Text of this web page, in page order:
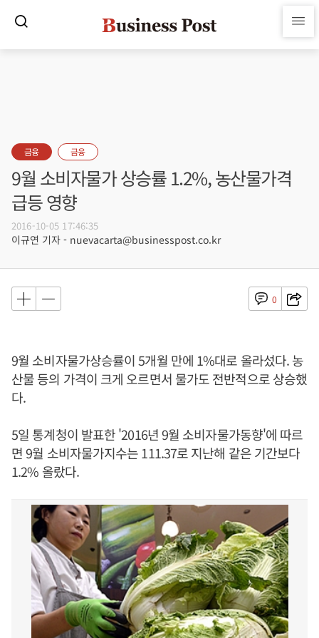
금융 금융
9월 소비자물가 상승률 1.2%, 농산물가격
급등 영향
2016-10-05 17:46:35
이규연 기자 - nuevacarta@businesspost.co.kr
0
9월 소비자물가상승률이 5개월 만에 1%대로 올라섰다. 농
산물 등의 가격이 크게 오르면서 물가도 전반적으로 상승했
다.
5일 통계청이 발표한 '2016년 9월 소비자물가동향'에 따르
면 9월 소비자물가지수는 111.37로 지난해 같은 기간보다
1.2% 올랐다.